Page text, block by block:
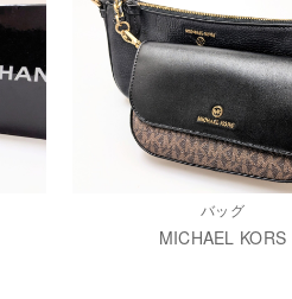
バッグ
MICHAEL KORS